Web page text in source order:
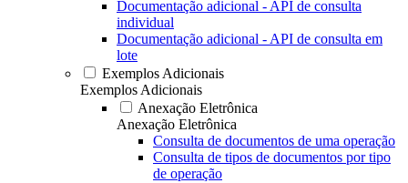
Documentação adicional - API de consulta
individual
Documentação adicional - API de consulta em
lote
Exemplos Adicionais
Exemplos Adicionais
Anexação Eletrônica
Anexação Eletrônica
Consulta de documentos de uma operação
Consulta de tipos de documentos por tipo
de operação